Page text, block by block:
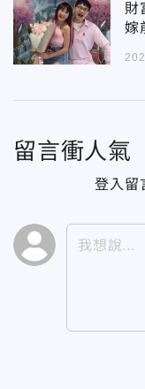
財
嫁
留言衝人氣
登入留